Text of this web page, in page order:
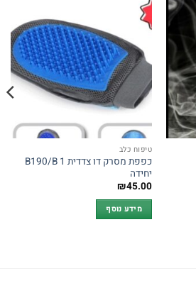
טיפוח כלב
כפפת מסרק דו צדדית B190/B 1
יחידה
₪45.00
מידע נוסף